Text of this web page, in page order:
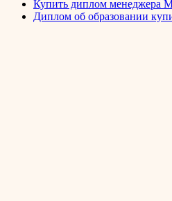
Купить диплом менеджера
Диплом об образовании